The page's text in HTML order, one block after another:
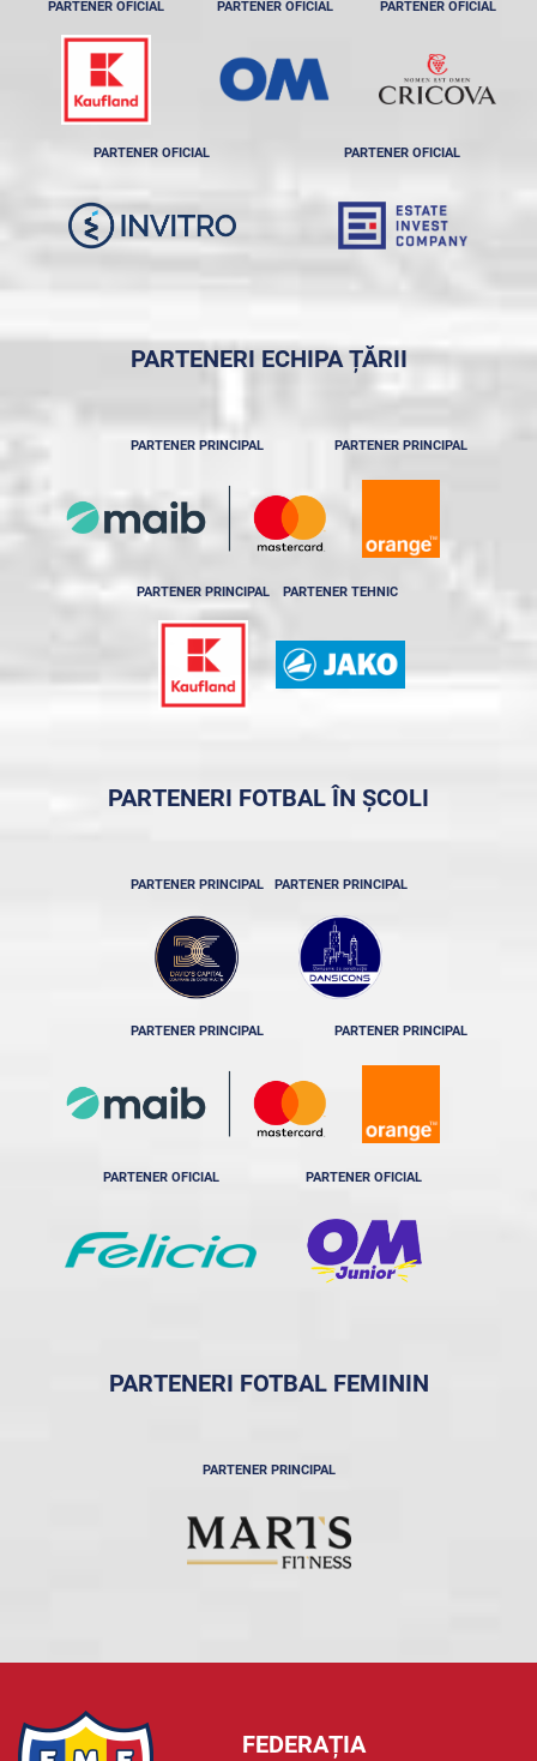
PARTENER OFICIAL PARTENER OFICIAL PARTENER OFICIAL
PARTENER OFICIAL PARTENER OFICIAL
PARTENERI ECHIPA ȚĂRII
PARTENER PRINCIPAL PARTENER PRINCIPAL
PARTENER PRINCIPAL PARTENER TEHNIC
PARTENERI FOTBAL ÎN ȘCOLI
PARTENER PRINCIPAL PARTENER PRINCIPAL
PARTENER PRINCIPAL PARTENER PRINCIPAL
PARTENER OFICIAL PARTENER OFICIAL
PARTENERI FOTBAL FEMININ
PARTENER PRINCIPAL
FEDERAȚIA